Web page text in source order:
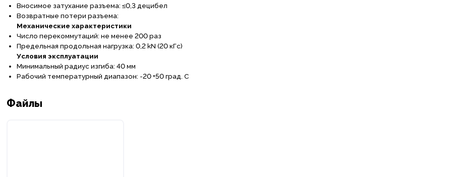
Вносимое затухание разъема: ≤0,3 децибел
Возвратные потери разъема:
Механические характеристики
Число перекоммутаций: не менее 200 раз
Предельная продольная нагрузка: 0,2kN (20 кГс)
Условия эксплуатации
Минимальный радиус изгиба: 40 мм
Рабочий температурный диапазон: -20 +50 град. С
Файлы